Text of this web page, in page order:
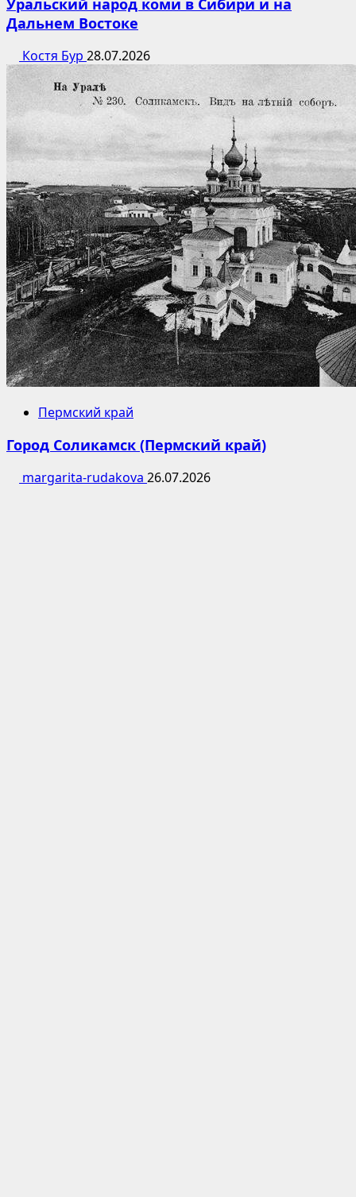
Уральский народ коми в Сибири и на
Дальнем Востоке
Костя Бур 28.07.2026
Пермский край
Город Соликамск (Пермский край)
margarita-rudakova 26.07.2026